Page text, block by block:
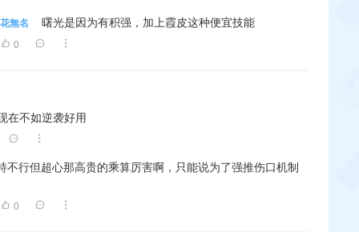
無名 曙光是因为有积强，加上霞皮这种便宜技能
0
在不如逆袭好用
不行但超心那高贵的乘算厉害啊，只能说为了强推伤口机制
0